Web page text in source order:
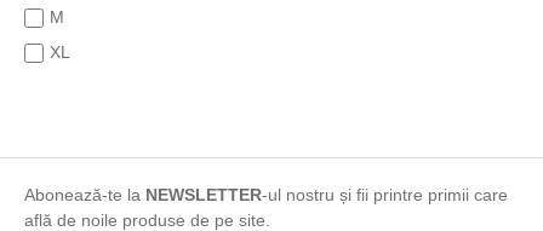
print
M
XL
Abonează-te la NEWSLETTER-ul nostru și fii printre primii care
află de noile produse de pe site.